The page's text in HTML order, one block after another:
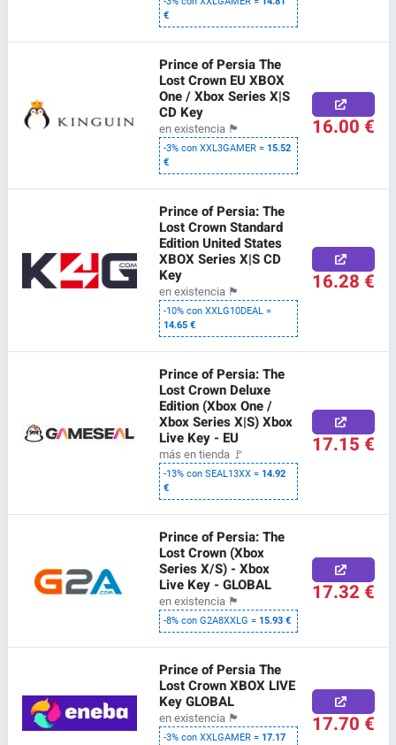
€
Prince of Persia The
Lost Crown EU XBOX
One / Xbox Series X|S
CD Key
en existencia 🏴
-3% con XXL3GAMER =15.52
€
16.00 €
Prince of Persia: The
Lost Crown Standard
Edition United States
XBOX Series X|S CD
Key
en existencia 🏴
-10% con XXLG10DEAL =
14.65 €
16.28 €
Prince of Persia: The
Lost Crown Deluxe
Edition (Xbox One /
Xbox Series X|S) Xbox
Live Key - EU
más en tienda 🚩
-13% con SEAL13XX =14.92
€
17.15 €
Prince of Persia: The
Lost Crown (Xbox
Series X/S) - Xbox
Live Key - GLOBAL
en existencia 🏴
-8% con G2A8XXLG =15.93 €
17.32 €
Prince of Persia The
Lost Crown XBOX LIVE
Key GLOBAL
en existencia 🏴
-3% con XXLGAMER =17.17
17.70 €